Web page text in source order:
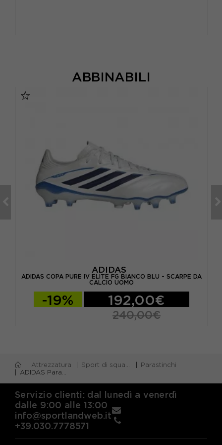
ABBINABILI
ADIDAS
ADIDAS COPA PURE IV ELITE FG BIANCO BLU - SCARPE DA
CALCIO UOMO
-19% 192,00€
240,00€
Attrezzatura Sport di squadra
Parastinchi
ADIDAS Parastinchi Calcio S Cav Tiro Sg League Rosso Bianco Nero Uomo
Servizio clienti: dal lunedì a venerdì
dalle 9:00 alle 13:00
info@sportlandweb.it
+39.030.7778571